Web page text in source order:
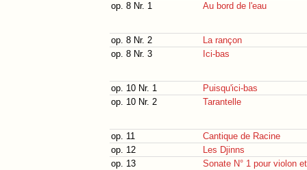
op. 8 Nr. 1 Au bord de l'eau
op. 8 Nr. 2
La rançon
op. 8 Nr. 3
Ici-bas
op. 10 Nr. 1
Puisqu'ici-bas
op. 10 Nr. 2
Tarantelle
op. 11
Cantique de Racine
op. 12
Les Djinns
op. 13
Sonate N° 1 pour violon